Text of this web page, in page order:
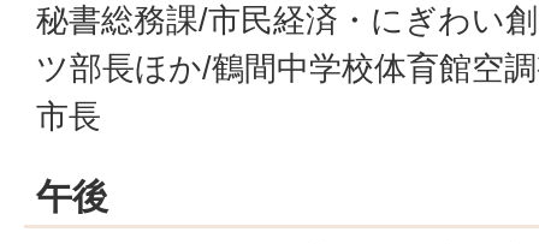
秘書総務課/市民経済・にぎわい
ツ部長ほか/鶴間中学校体育館空
市長
午後